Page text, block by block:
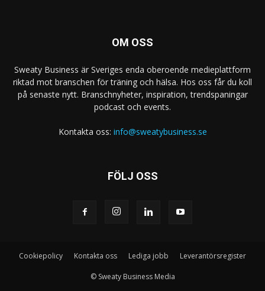
OM OSS
Sweaty Business är Sveriges enda oberoende medieplattform
riktad mot branschen för träning och hälsa. Hos oss får du koll
på senaste nytt. Branschnyheter, inspiration, trendspaningar
podcast och events.
Kontakta oss: info@sweatybusiness.se
FÖLJ OSS
Cookiepolicy Kontakta oss Lediga jobb Leverantörsregister
© Sweaty Business Media